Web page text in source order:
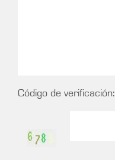
Código de verificación: